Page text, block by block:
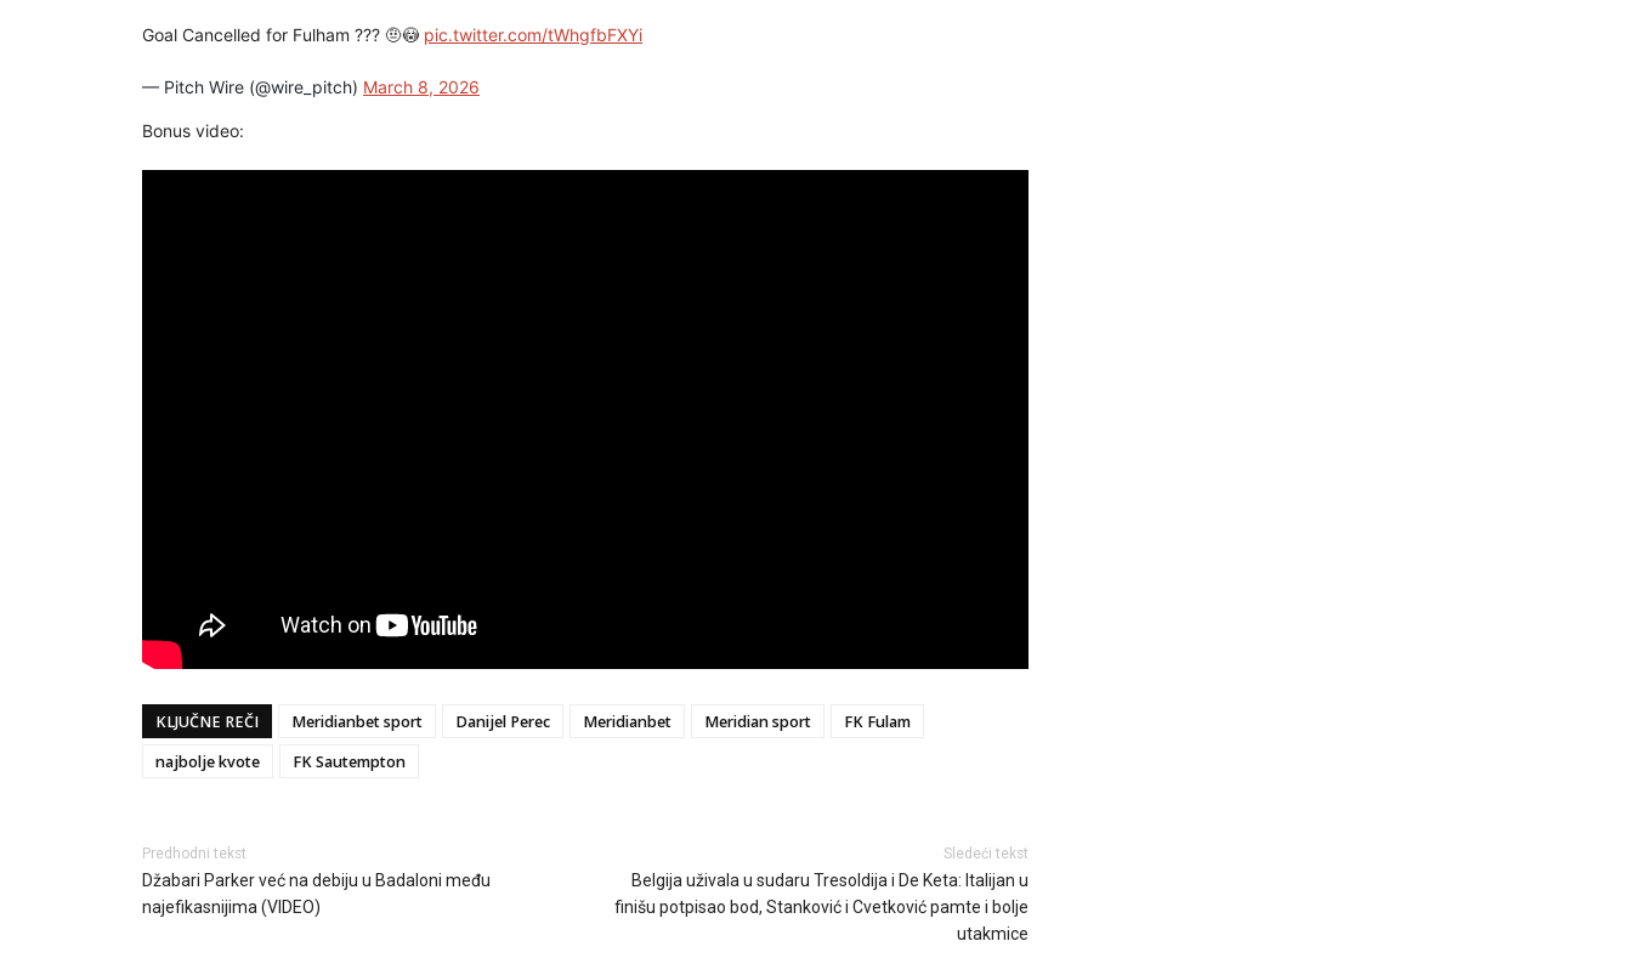
Goal Cancelled for Fulham ??? 🤨😳 pic.twitter.com/tWhgfbFXYi
— Pitch Wire (@wire_pitch) March 8, 2026
Bonus video:
KLJUČNE REČI Meridianbet sport Danijel Perec Meridianbet Meridian sport
FK Fulam
najbolje kvote
FK Sautempton
Predhodni tekst
Džabari Parker već na debiju u Badaloni među
najefikasnijima (VIDEO)
Sledeći tekst
Belgija uživala u sudaru Tresoldija i De Keta: Italijan u
finišu potpisao bod, Stanković i Cvetković pamte i bolje
utakmice